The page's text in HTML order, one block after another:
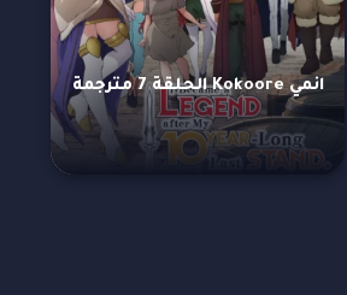
انمي Kokoore الحلقة 7 مترجمة